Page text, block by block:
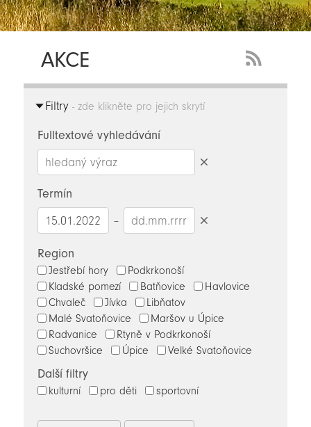
AKCE
Feed
Filtry- zde klikněte pro jejich skrytí
Fulltextové vyhledávání
Termín
–
Region
Jestřebí hory
Podkrkonoší
Kladské pomezí
Batňovice
Havlovice
Chvaleč
Jívka
Libňatov
Malé Svatoňovice
Maršov u Úpice
Radvanice
Rtyně v Podkrkonoší
Suchovršice
Úpice Velké Svatoňovice
Další filtry
kulturní pro děti sportovní